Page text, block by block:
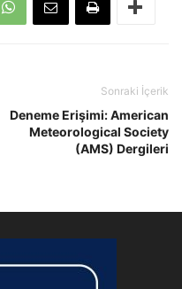
Sonraki İçerik
Deneme Erişimi: American
Meteorological Society
(AMS) Dergileri